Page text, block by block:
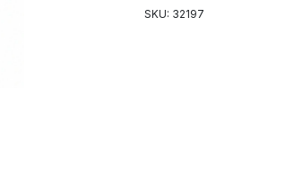
SKU: 32197